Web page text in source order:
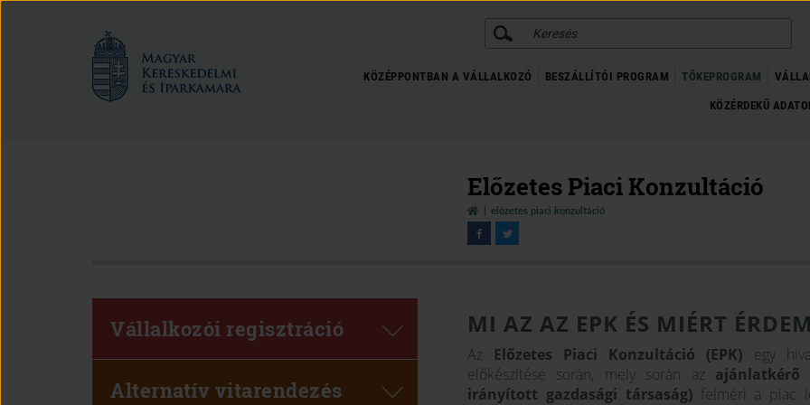
Magyar
Kereskedelmi
és
Iparkamara
KERESÉS
KÖZÉPPONTBAN A VÁLLALKOZÓ BESZÁLLÍTÓI PROGRAM TŐKEPROGRAM
KÖZÉRDEKŰ
Előzetes Piaci Konzultáció
előzetes piaci konzultáció
Vállalkozói regisztráció
Alternatív vitarendezés
MI AZ AZ EPK ÉS MIÉRT
Az Előzetes Piaci Konzultáció (EPK) egy
előkészítése során, mely során az
irányított gazdasági társaság)felméri a piac